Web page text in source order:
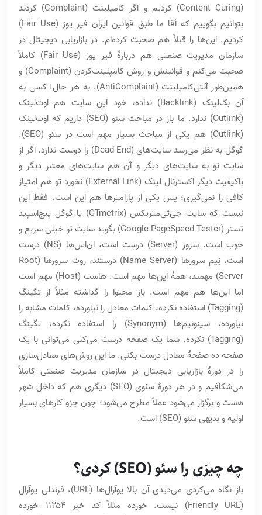
(Content Curing) کردیم و اگر کامپلینت (Complaint) کردند
بتوانیم بگوییم که آقا ما طبق قوانین ایران فیر یوز (Fair Use)
کردیم. این‌ها را قبلاً هم صحبت کرده‌ام. در بازاریابی دیجیتال در
سازمان مدیریت صنعتی هم دربارۀ فیر یوز (Fair Use) کاملاً
صحبت می‌کنم و قوانینش و روش کامپلینت‌کردن (Complaint)‌ و
همین‌طور آنتی‌کامپلینت (AntiComplaint). به هر حال! کسی به
آن بک‌لینک (Backlink) نداده، خود این سایت هم اوت‌لینک
(Outlink) ندارد. ما باز در مباحث سئو (SEO) داریم که اوت‌لینک
(Outlink) هم یکی از مباحث بسیار مهم است در سئو (SEO).
گوگل به نظر می‌رسد سایت‌های (Dead-End) را دوست ندارد. اگر از
سایت تو به سایت‌های دیگر و آن هم سایت‌های معتبر دیگر و
باکیفیت دیگر اکسترنال لینک (External Link) نخورد تو هم امتیاز
کافی را نمی‌گیری؛ پس یکی از پارامترها هم این است. فقط این
نیست که سایت جی‌تی‌متریکس (GTmetrix) یا گوگل پیج‌اسپید
تستر (Google PageSpeed Tester) بگوید سایت تو خیلی سریع و
خوب است. سرور (Server) درست است، ان‌اس‌ها (NS)‌ درست
است، نِیم سرورها (Name Server) درستند، روت سرورها (Root
Server) مهمند، همۀ این‌ها مهم است. هاست (Host) مهم است
اما این‌ها هم مهم است. باز محتوا را گذاشته مثلاً از تگینگ
(Tagging) استفاده نکرده، کلمات معادل را نیاورده، کلمات مشابه را
نیاورده، سینونیم‌ها (Synonym)‌ را استفاده نکرده، تگینگ
(Tagging) نکرده. شما یک صفحه درست می‌کنی می‌توانی با یک
صفحه ده صفحۀ معادل درست بکنی. ما این روش‌های معادل‌سازی
را در دورۀ بازاریابی دیجیتال در سازمان مدیریت صنعتی کاملاً
می‌شکافیم و در هر دورۀ سئوی (SEO) دیگری هم که داخل شهر
هست و برگزار می‌شود عملاً مطرح می‌شود؛ چون جزو کارهای بسیار
اولیه و بدیهی سئو (SEO) است.
چه چیزی را سئو (SEO) کردی؟
باز نگاه می‌کردی می‌دیدی آن بالا یوآرال‌‌ها (URL)، فرندلی یوآرال
(Friendly URL) نیست. خورده مثلاً کد خبر ۱۱۲۵۴ خورده